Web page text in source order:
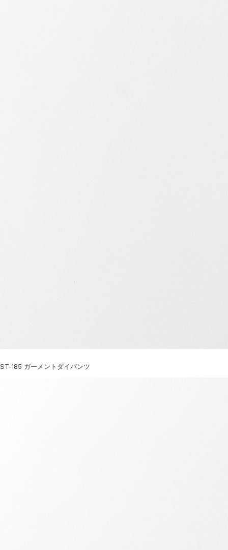
ST-185 ガーメントダイパンツ